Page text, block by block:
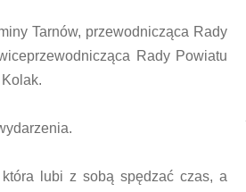
Tarnów, przewodnicząca Rady
Rady Powiatu
która lubi z sobą spędzać czas, a